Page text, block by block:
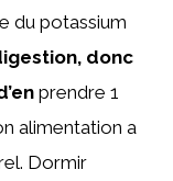
du potassium
donc
prendre 1
alimentation a
Dormir